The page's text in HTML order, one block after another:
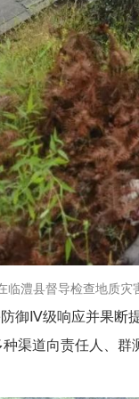
导检查地质灾害
御Ⅳ级响应并果断
渠道向责任人、